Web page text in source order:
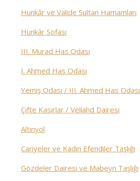
Hünkâr ve Valide Sultan Hamamları
Hünkâr Sofası
III. Murad Has Odası
I. Ahmed Has Odası
Yemiş Odası / III. Ahmed Has Odası
Çifte Kasırlar / Veliahd Dairesi
Altınyol
Cariyeler ve Kadın Efendiler Taşlığı
Gözdeler Dairesi ve Mabeyn Taşlığı